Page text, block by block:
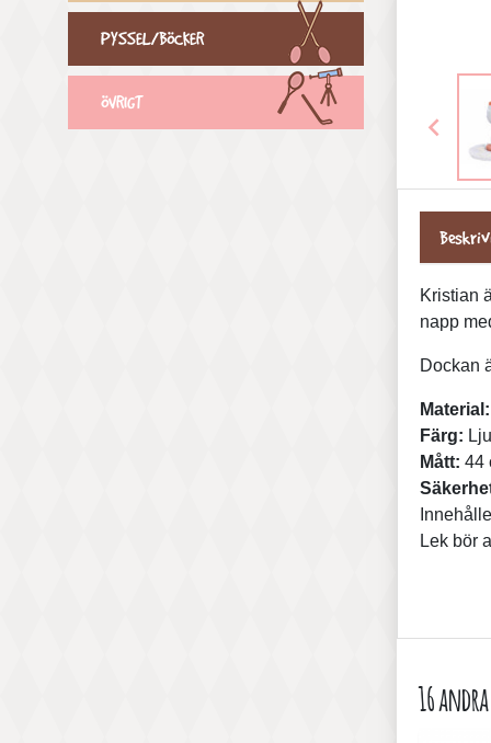
PYSSEL/BÖCKER
ÖVRIGT

Kristian
napp
Dockan
Material:
Färg:
Mått: 44
Lek bör
16